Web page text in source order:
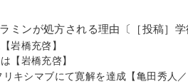
ンが処方される理由〔［投稿］学
岩橋充啓】
【岩橋充啓】
キシマブにて寛解を達成【亀田秀人／